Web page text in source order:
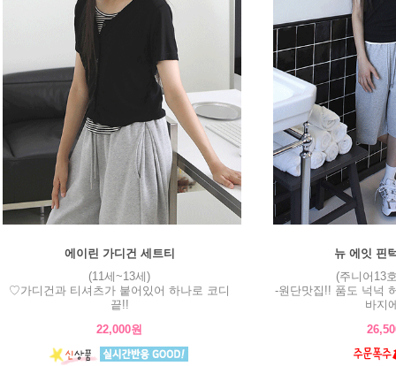
에이린 가디건 세트티
(11세~13세)
♡가디건과 티셔츠가 붙어있어 하나로 코디
끝!!
22,000원
뉴 에잇 핀
(주니어13
-원단맛집!! 품도 넉넉
바지